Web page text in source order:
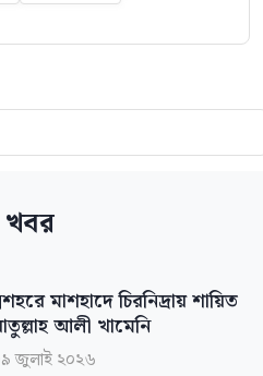
মাশহাদে চিরনিদ্রায় শায়িত
আলী খামেনি
জুলাই ২০২৬